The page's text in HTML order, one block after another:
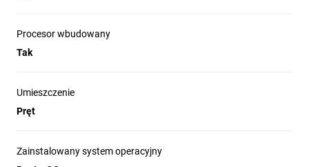
Procesor wbudowany
Tak
Umieszczenie
Pręt
Zainstalowany system operacyjny